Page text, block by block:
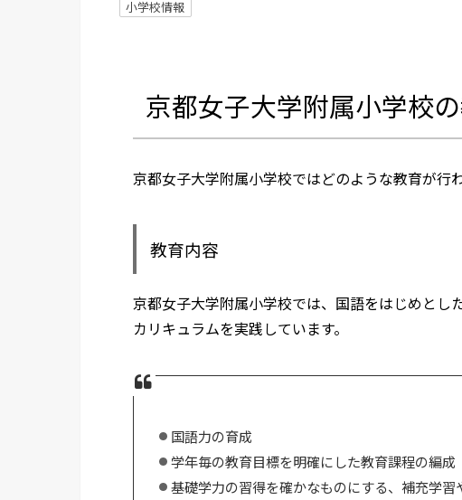
小学校情報
京都女子大学附属小学校
京都女子大学附属小学校ではどのような教育が行
教育内容
京都女子大学附属小学校では、国語をはじめとし
カリキュラムを実践しています。
国語力の育成
学年毎の教育目標を明確にした教育課程の編成
基礎学力の習得を確かなものにする、補充学習